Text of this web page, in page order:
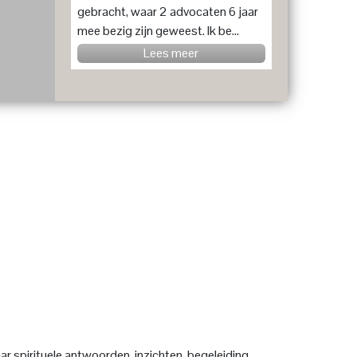
gebracht, waar 2 advocaten 6 jaar
mee bezig zijn geweest. Ik be...
Lees meer